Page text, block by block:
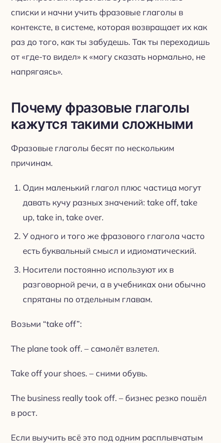
списки и начни учить фразовые глаголы в
контексте, в системе, которая возвращает их как
раз до того, как ты забудешь. Так ты переходишь
от «где-то видел» к «могу сказать нормально, не
напрягаясь».
Почему фразовые глаголы
кажутся такими сложными
Фразовые глаголы бесят по нескольким
причинам.
Один маленький глагол плюс частица могут
давать кучу разных значений: take off, take
up, take in, take over.
У одного и того же фразового глагола часто
есть буквальный смысл и идиоматический.
Носители постоянно используют их в
разговорной речи, а в учебниках они обычно
спрятаны по отдельным главам.
Возьми “take off”:
The plane took off. – самолёт взлетел.
Take off your shoes. – сними обувь.
The business really took off. – бизнес резко пошёл
в рост.
Если выучить всё это под одним расплывчатым